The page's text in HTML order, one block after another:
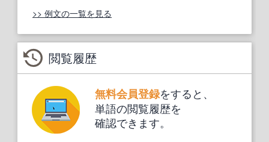
>> 例文の一覧を見る
閲覧履歴
無料会員登録をすると、
単語の閲覧履歴を
確認できます。